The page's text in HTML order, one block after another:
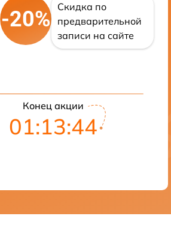
-20%
Скидка по
предварительной
записи на сайте
Конец акции
01:13:43